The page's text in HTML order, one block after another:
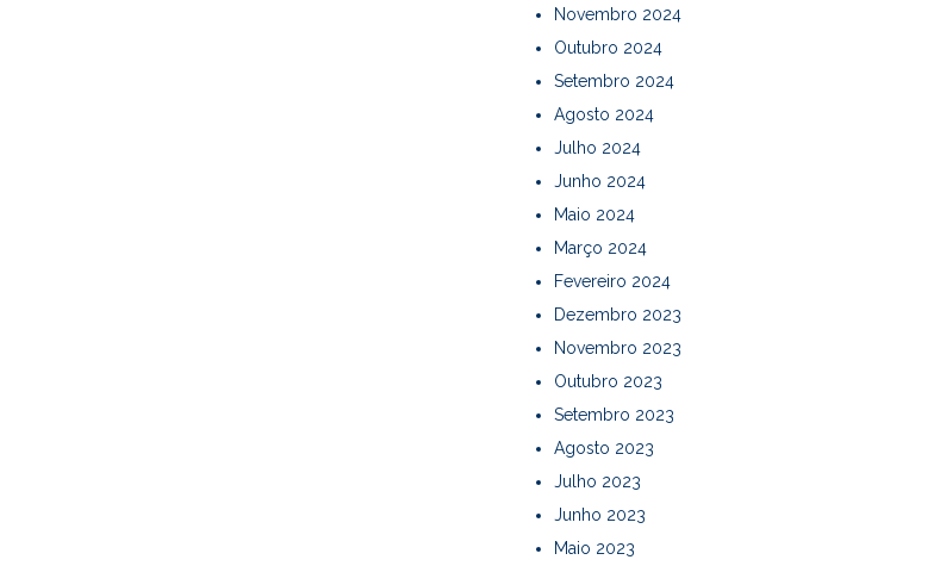
Novembro 2024
Outubro 2024
Setembro 2024
Agosto 2024
Julho 2024
Junho 2024
Maio 2024
Março 2024
Fevereiro 2024
Dezembro 2023
Novembro 2023
Outubro 2023
Setembro 2023
Agosto 2023
Julho 2023
Junho 2023
Maio 2023